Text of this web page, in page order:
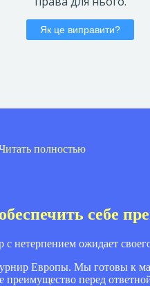
полностью
себе
нетерпением ожидает
Европы. Мы готовы к
преимущество перед